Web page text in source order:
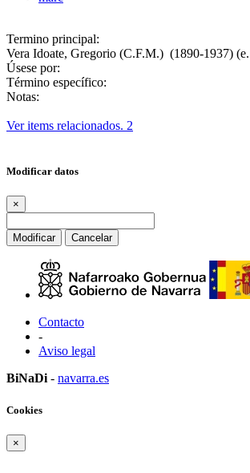
Termino principal:
Vera Idoate, Gregorio (C.F.M.) (1890-1937)
Úsese por:
Término específico:
Notas:
Ver items relacionados. 2
Modificar datos
×
Modificar Cancelar
Contacto
-
Aviso legal
BiNaDi - navarra.es
Cookies
×